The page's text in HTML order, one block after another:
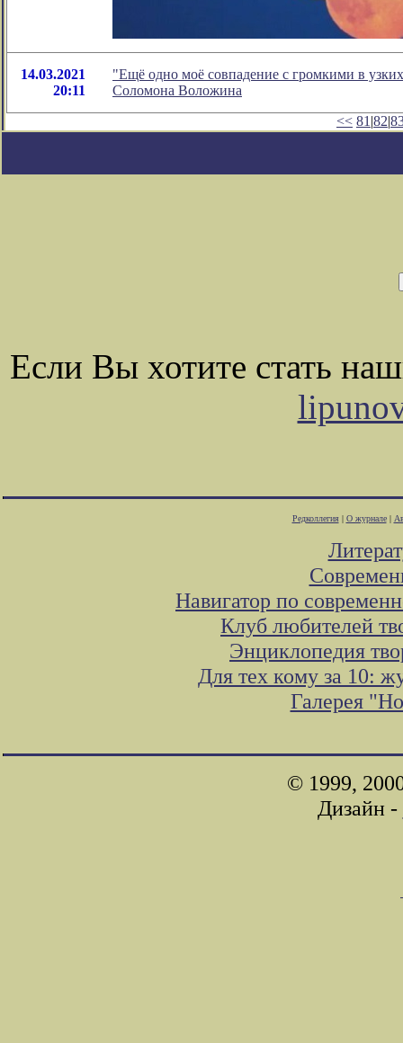
14.03.2021
20:11
"Ещё одно моё совпадение с громкими в
Соломона Воложина
<< 81 |82|
Если Вы хотите стать
Редколлегия| О журнале|
Навигатор по
Клуб любителей
Энциклопедия
Для тех кому за 10:
Галерея
© 1999,
Дизайн -